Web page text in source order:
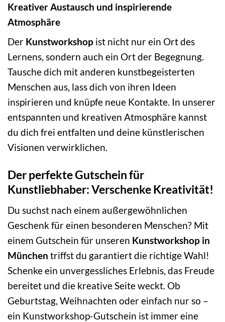
Kreativer Austausch und inspirierende
Atmosphäre
Der Kunstworkshop ist nicht nur ein Ort des
Lernens, sondern auch ein Ort der Begegnung.
Tausche dich mit anderen kunstbegeisterten
Menschen aus, lass dich von ihren Ideen
inspirieren und knüpfe neue Kontakte. In unserer
entspannten und kreativen Atmosphäre kannst
du dich frei entfalten und deine künstlerischen
Visionen verwirklichen.
Der perfekte Gutschein für
Kunstliebhaber: Verschenke Kreativität!
Du suchst nach einem außergewöhnlichen
Geschenk für einen besonderen Menschen? Mit
einem Gutschein für unseren Kunstworkshop in
München triffst du garantiert die richtige Wahl!
Schenke ein unvergessliches Erlebnis, das Freude
bereitet und die kreative Seite weckt. Ob
Geburtstag, Weihnachten oder einfach nur so –
ein Kunstworkshop-Gutschein ist immer eine